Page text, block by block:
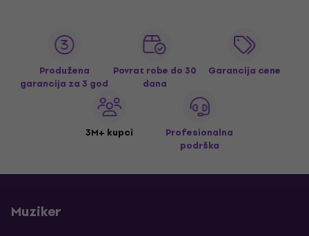
Produžena
garancija za 3 god
Povrat robe do 30
dana
Garancija cene
3M+ kupci
Profesionalna
podrška
Muziker